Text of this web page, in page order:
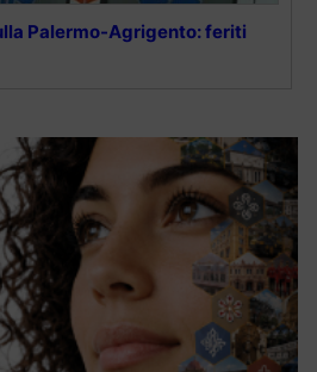
Palermo-Agrigento: feriti